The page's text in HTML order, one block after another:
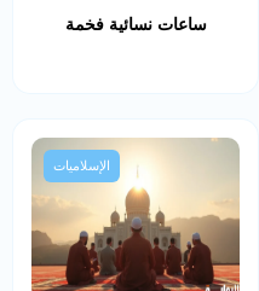
ساعات نسائية فخمة
الإسلاميات